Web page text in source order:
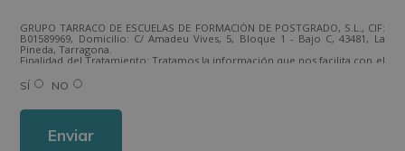
GRUPO TARRACO DE ESCUELAS DE FORMACIÓN DE POSTGRADO, S.L., CIF:
B01589969, Domicilio: C/ Amadeu Vives, 5, Bloque 1 - Bajo C, 43481, La
Pineda, Tarragona.
Finalidad del Tratamiento: Tratamos la información que nos facilita con el
los productos ofrecidos y otros tipo de productos que fueran de su
interés.
Derechos: Puede ejercitar sus derechos identificándose suficientemente,
Para más información consulte nuestra Política de Privacidad.
SÍ NO